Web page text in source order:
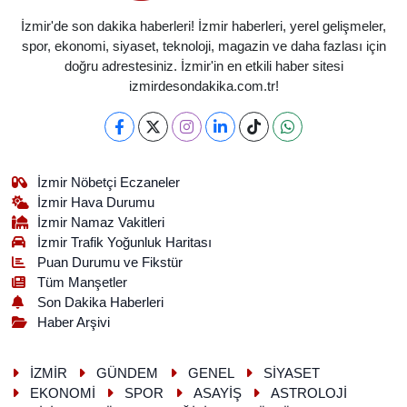
İzmir'de son dakika haberleri! İzmir haberleri, yerel gelişmeler,
spor, ekonomi, siyaset, teknoloji, magazin ve daha fazlası için
doğru adrestesiniz. İzmir'in en etkili haber sitesi
izmirdesondakika.com.tr!
İzmir Nöbetçi Eczaneler
İzmir Hava Durumu
İzmir Namaz Vakitleri
İzmir Trafik Yoğunluk Haritası
Puan Durumu ve Fikstür
Tüm Manşetler
Son Dakika Haberleri
Haber Arşivi
İZMİR GÜNDEM GENEL
SİYASET
EKONOMİ
SPOR ASAYİŞ
ASTROLOJİ